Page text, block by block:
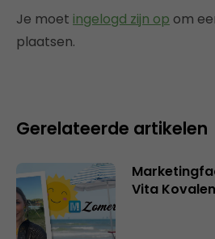
Je moet ingelogd zijn op om
plaatsen.
Gerelateerde artikelen
Vita